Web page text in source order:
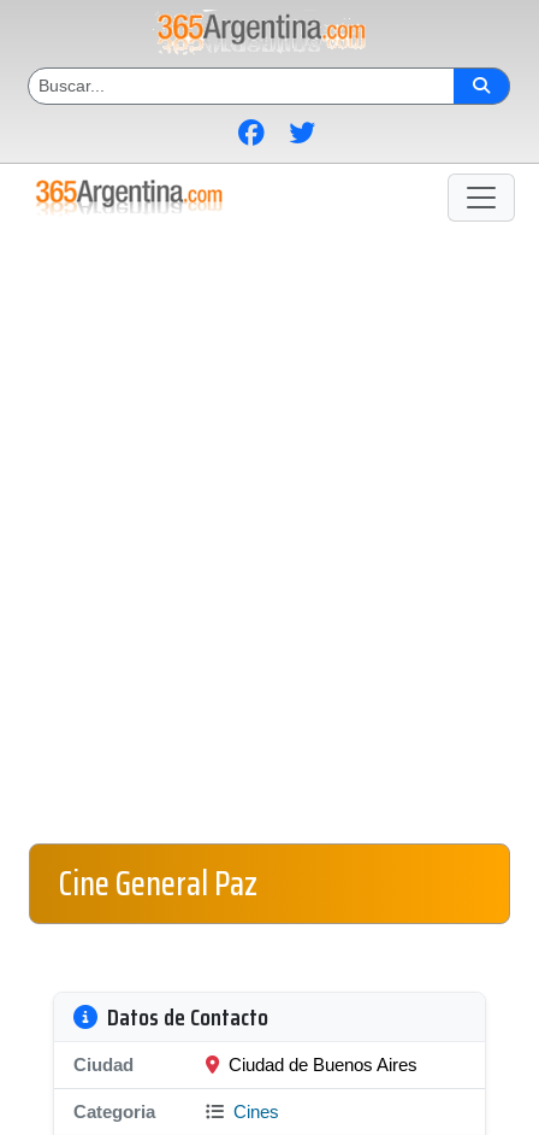
Cine General Paz
Datos de Contacto
Ciudad Ciudad de Buenos Aires
Categoria Cines